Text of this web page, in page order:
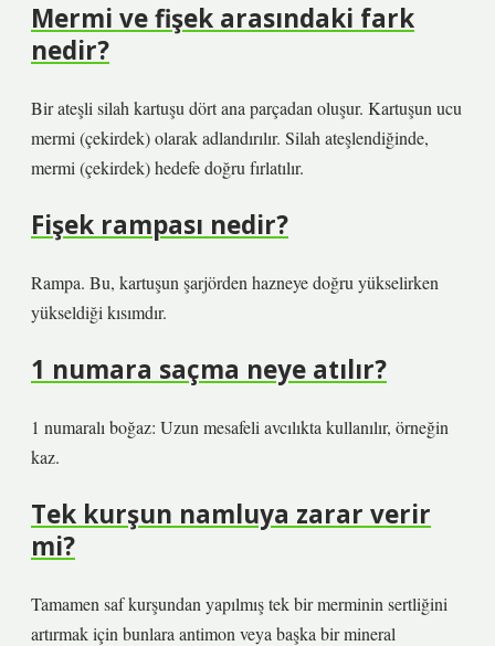
Mermi ve fişek arasındaki fark
nedir?
Bir ateşli silah kartuşu dört ana parçadan oluşur. Kartuşun ucu
mermi (çekirdek) olarak adlandırılır. Silah ateşlendiğinde,
mermi (çekirdek) hedefe doğru fırlatılır.
Fişek rampası nedir?
Rampa. Bu, kartuşun şarjörden hazneye doğru yükselirken
yükseldiği kısımdır.
1 numara saçma neye atılır?
1 numaralı boğaz: Uzun mesafeli avcılıkta kullanılır, örneğin
kaz.
Tek kurşun namluya zarar verir
mi?
Tamamen saf kurşundan yapılmış tek bir merminin sertliğini
artırmak için bunlara antimon veya başka bir mineral